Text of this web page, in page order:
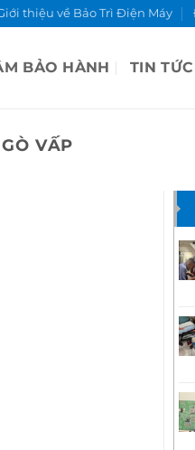
thiệu về Bảo Trì Điện Máy
BẢO HÀNH TIN TỨC
VẤP